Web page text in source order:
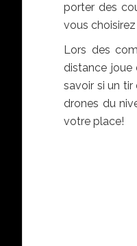
porter des
vous
Lors des
distance joue
savoir si un
drones du
votre place!